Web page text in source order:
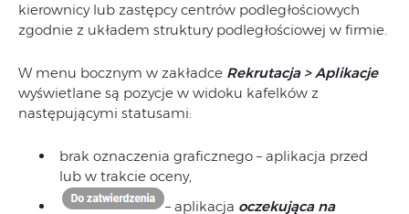
kierownicy lub zastępcy centrów podległościowych
zgodnie z układem struktury podległościowej w firmie.
W menu bocznym w zakładce Rekrutacja > Aplikacje
wyświetlane są pozycje w widoku kafelków z
następującymi statusami:
brak oznaczenia graficznego – aplikacja przed
lub w trakcie oceny,
– aplikacja oczekująca na